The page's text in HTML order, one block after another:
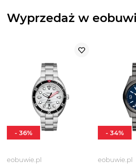
Wyprzedaż w
eobuwie.pl
- 36%
eobuwie.pl
-34%